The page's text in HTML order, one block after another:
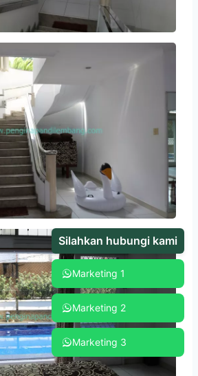
Silahkan hubungi kami
Marketing 1
Marketing 2
Marketing 3